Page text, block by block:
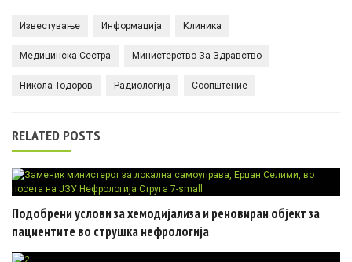
Известување Информација Клиника
Медицинска Сестра Министерство За Здравство
Никола Тодоров Радиологија Соопштение
RELATED POSTS
Подобрени услови за хемодијализа и реновиран објект за
пациентите во струшка нефрологија